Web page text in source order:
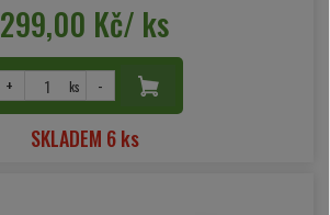
299,00 Kč/ ks
+ ks -
SKLADEM 6 ks